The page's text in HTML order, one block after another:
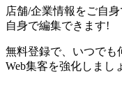
店舗/企業情報をご自
自身で編集できます!
無料登録で、いつでも
Web集客を強化しまし